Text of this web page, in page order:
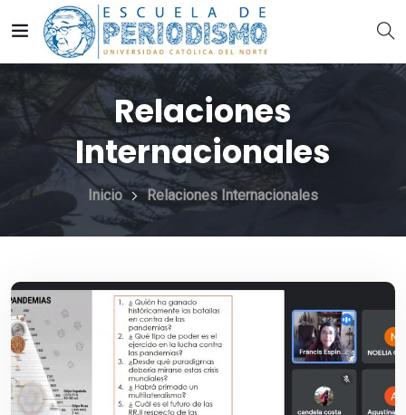
Relaciones
Internacionales
Inicio Relaciones Internacionales